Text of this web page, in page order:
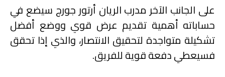
على الجانب الآخر مدرب الريان أرتور جورج سيضع في
حساباته أهمية تقديم عرض قوي ووضع أفضل
تشكيلة متواجدة لتحقيق الانتصار، والذي إذا تحقق
فسيعطي دفعة قوية للفريق.